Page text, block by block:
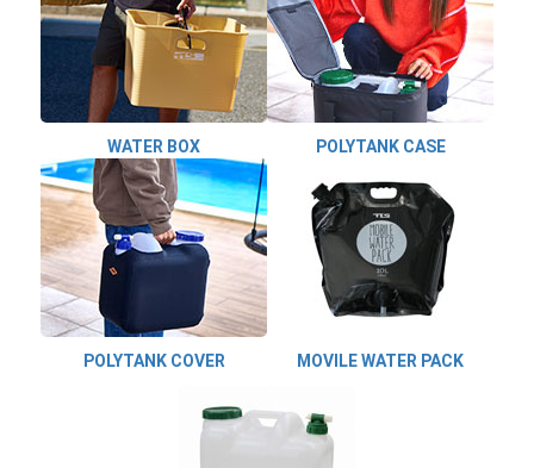
WATER BOX POLYTANK CASE
POLYTANK COVER MOVILE WATER PACK